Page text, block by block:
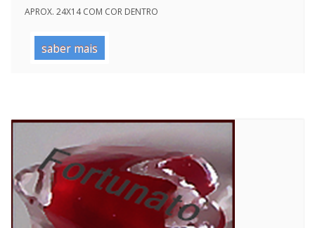
APROX. 24X14 COM COR DENTRO
saber mais